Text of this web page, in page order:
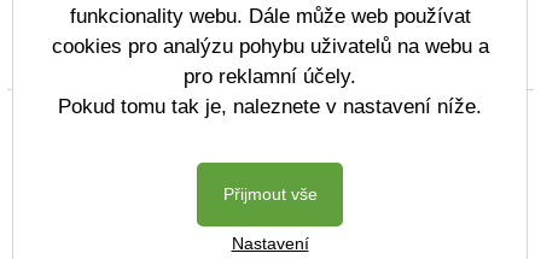
Prohlášení o přístupnosti Mapa webu
Copyright © 2022 - 2023 ZŠ Komenského Děčín &
Postaveno ve služběVlastníŠkolníWeb.cz
| Na redakčním
funkcionality webu. Dále může web používat
cookies pro analýzu pohybu uživatelů na webu a
pro reklamní účely.
Pokud tomu tak je, naleznete v nastavení níže.
Přijmout vše
Nastavení